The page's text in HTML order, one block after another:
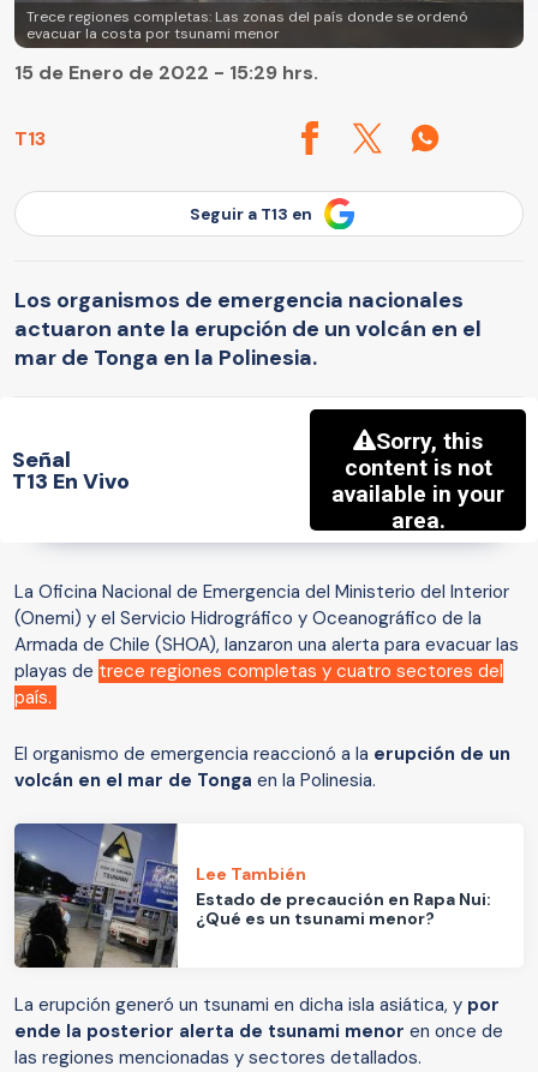
Trece regiones completas: Las zonas del país donde se ordenó
evacuar la costa por tsunami menor
T13
15 de Enero de 2022 - 15:29 hrs.
Seguir a T13 en
Los organismos de emergencia nacionales
actuaron ante la erupción de un volcán en el
mar de Tonga en la Polinesia.
Señal
T13 En Vivo
La Oficina Nacional de Emergencia del Ministerio del Interior
(Onemi) y el Servicio Hidrográfico y Oceanográfico de la
Armada de Chile (SHOA), lanzaron una alerta para evacuar las
playas de trece regiones completas y cuatro sectores del
país.
El organismo de emergencia reaccionó a la erupción de un
volcán en el mar de Tonga en la Polinesia.
Lee También
Estado de precaución en Rapa Nui:
¿Qué es un tsunami menor?
La erupción generó un tsunami en dicha isla asiática, y por
ende la posterior alerta de tsunami menor en once de
las regiones mencionadas y sectores detallados.